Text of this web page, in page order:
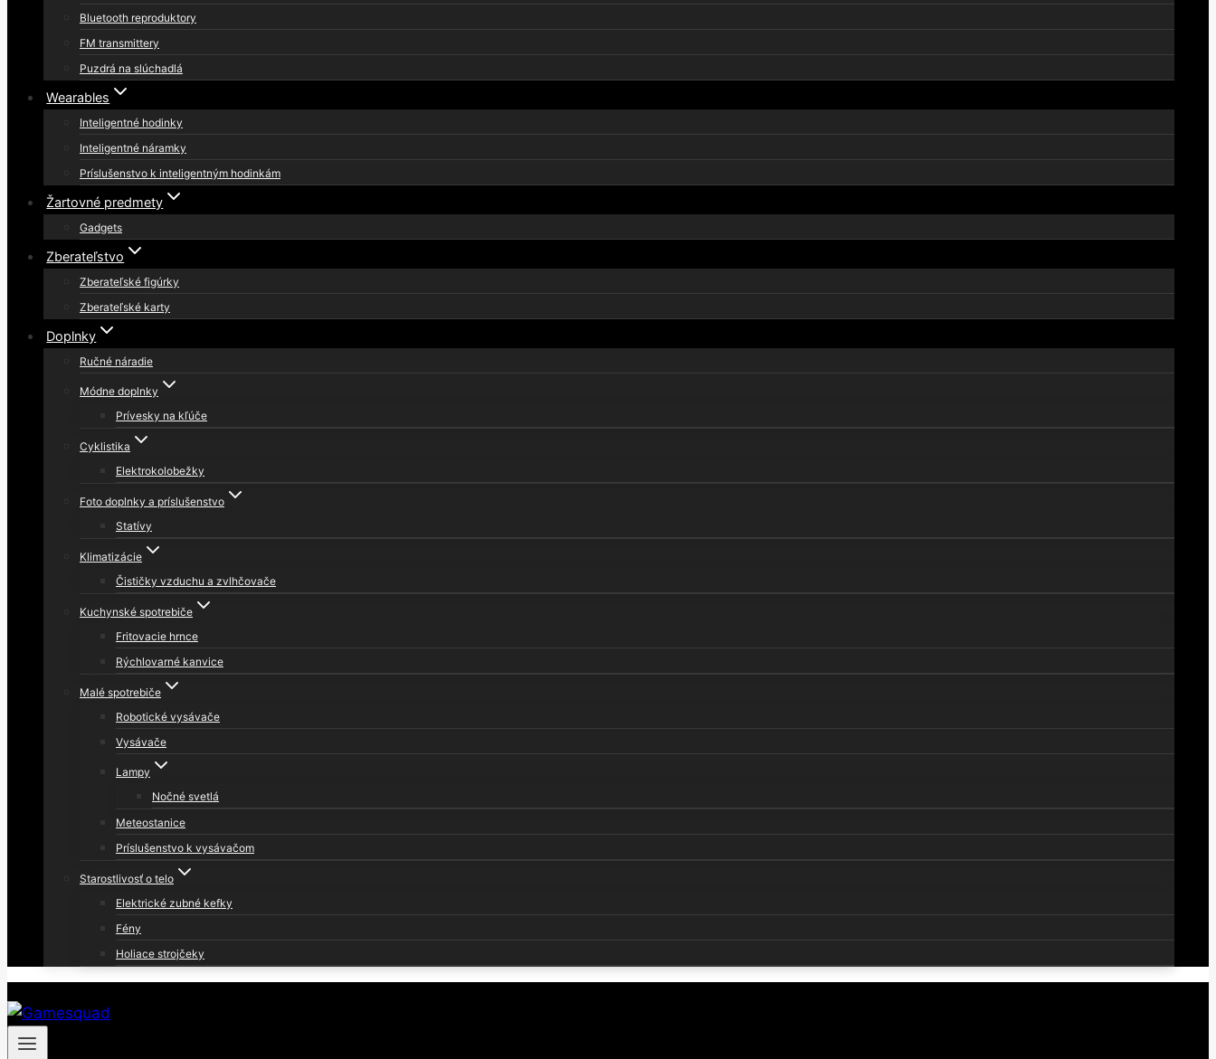
Bluetooth reproduktory
FM transmittery
Puzdrá na slúchadlá
Wearables
Inteligentné hodinky
Inteligentné náramky
Príslušenstvo k inteligentným hodinkám
Žartovné predmety
Gadgets
Zberateľstvo
Zberateľské figúrky
Zberateľské karty
Doplnky
Ručné náradie
Módne doplnky
Prívesky na kľúče
Cyklistika
Elektrokolobežky
Foto doplnky a príslušenstvo
Statívy
Klimatizácie
Čističky vzduchu a zvlhčovače
Kuchynské spotrebiče
Fritovacie hrnce
Rýchlovarné kanvice
Malé spotrebiče
Robotické vysávače
Vysávače
Lampy
Nočné svetlá
Meteostanice
Príslušenstvo k vysávačom
Starostlivosť o telo
Elektrické zubné kefky
Fény
Holiace strojčeky